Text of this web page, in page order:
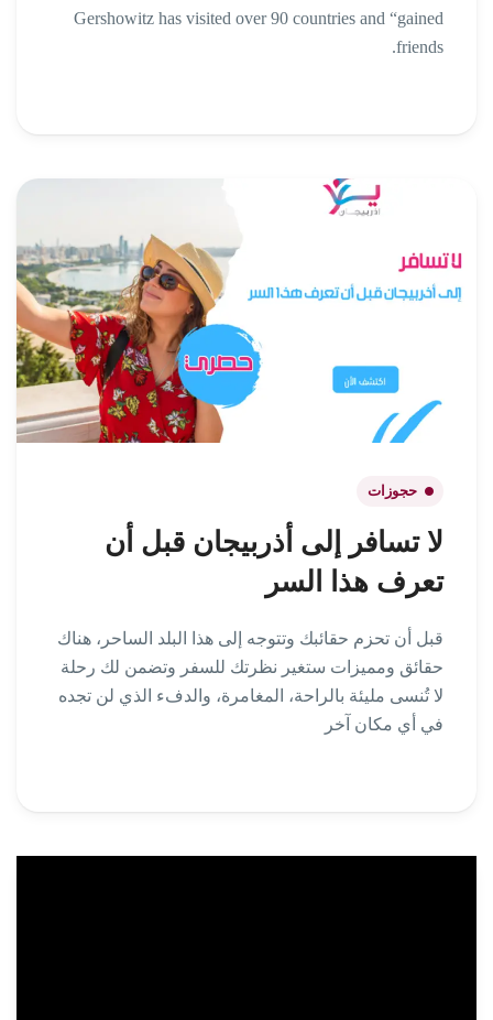
Gershowitz has visited over 90 countries and “gained
friends.
حجوزات
لا تسافر إلى أذربيجان قبل أن
تعرف هذا السر
قبل أن تحزم حقائبك وتتوجه إلى هذا البلد الساحر، هناك
حقائق ومميزات ستغير نظرتك للسفر وتضمن لك رحلة
لا تُنسى مليئة بالراحة، المغامرة، والدفء الذي لن تجده
في أي مكان آخر